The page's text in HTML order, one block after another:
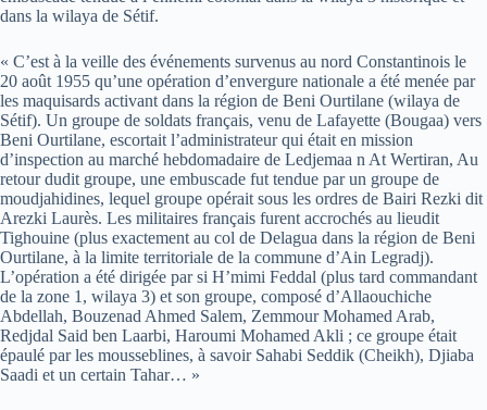
dans la wilaya de Sétif.
« C’est à la veille des événements survenus au nord Constantinois le
20 août 1955 qu’une opération d’envergure nationale a été menée par
les maquisards activant dans la région de Beni Ourtilane (wilaya de
Sétif). Un groupe de soldats français, venu de Lafayette (Bougaa) vers
Beni Ourtilane, escortait l’administrateur qui était en mission
d’inspection au marché hebdomadaire de Ledjemaa n At Wertiran, Au
retour dudit groupe, une embuscade fut tendue par un groupe de
moudjahidines, lequel groupe opérait sous les ordres de Bairi Rezki dit
Arezki Laurès. Les militaires français furent accrochés au lieudit
Tighouine (plus exactement au col de Delagua dans la région de Beni
Ourtilane, à la limite territoriale de la commune d’Ain Legradj).
L’opération a été dirigée par si H’mimi Feddal (plus tard commandant
de la zone 1, wilaya 3) et son groupe, composé d’Allaouchiche
Abdellah, Bouzenad Ahmed Salem, Zemmour Mohamed Arab,
Redjdal Said ben Laarbi, Haroumi Mohamed Akli ; ce groupe était
épaulé par les mousseblines, à savoir Sahabi Seddik (Cheikh), Djiaba
Saadi et un certain Tahar… »